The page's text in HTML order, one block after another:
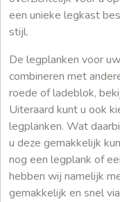
een unieke legkast
stijl.
De legplanken voor
combineren met
roede of ladeblok,
Uiteraard kunt u ook
legplanken. Wat
u deze gemakkelijk
nog een legplank of
hebben wij namelijk
gemakkelijk en snel